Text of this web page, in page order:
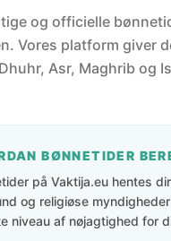
og officielle
Vores platform giver
Asr, Maghrib og
BØNNETIDER
på Vaktija.eu hentes
og religiøse
niveau af nøjagtighed for